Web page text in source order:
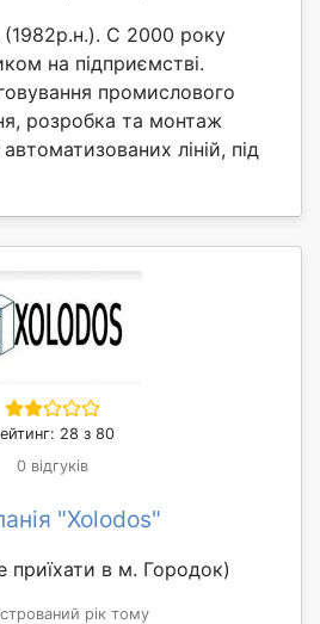
(1982р.н.). С 2000 року
на підприємстві.
промислового
розробка та монтаж
ліній, під
28 з 80
0 відгуків
"Xolodos"
в м. Городок)
рік тому